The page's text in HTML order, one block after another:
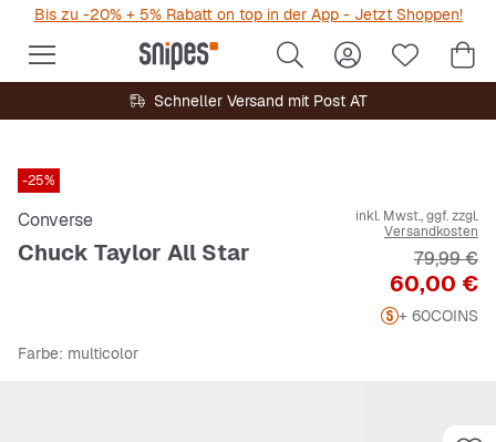
Bis zu -20% + 5% Rabatt on top in der App - Jetzt Shoppen!
Schneller Versand mit Post AT
-25%
Converse
Chuck Taylor All Star
inkl. Mwst., ggf. zzgl.
Versandkosten
Preis
60,00 €
79,99 €
+ 60COINS
Farbe: multicolor